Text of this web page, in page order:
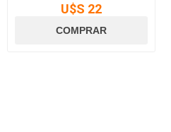
U$S 22